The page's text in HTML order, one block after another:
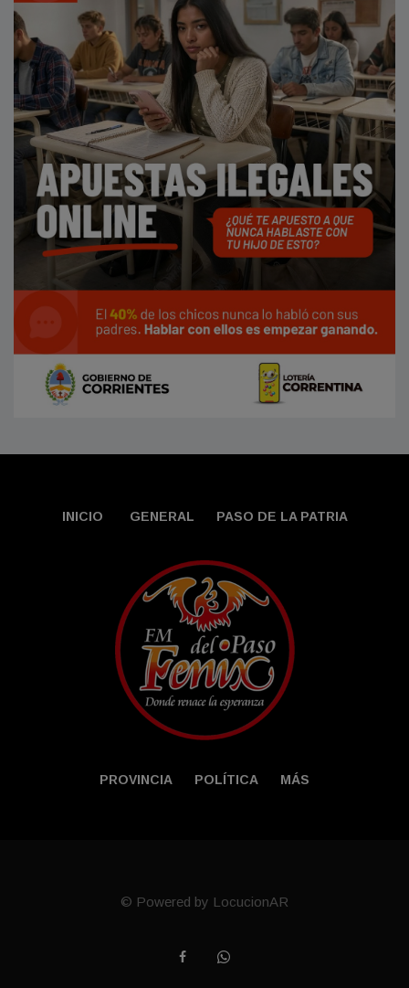
INICIO GENERAL PASO DE LA PATRIA
PROVINCIA POLÍTICA MÁS
© Powered by LocucionAR